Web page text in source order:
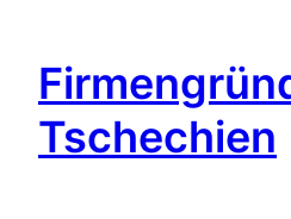
springen
Tschechien